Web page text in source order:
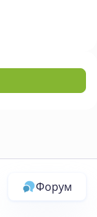
Форум